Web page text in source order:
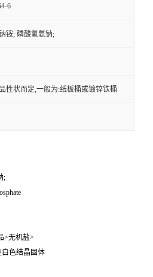
6
铵; 磷酸氢氨钠;
性状而定,一般为:纸板桶或镀锌铁桶
;
>无机盐>
色结晶固体